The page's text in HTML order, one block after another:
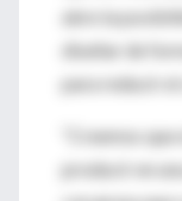
abre la
diseñar de
para reducir el
“Creemos
producir en